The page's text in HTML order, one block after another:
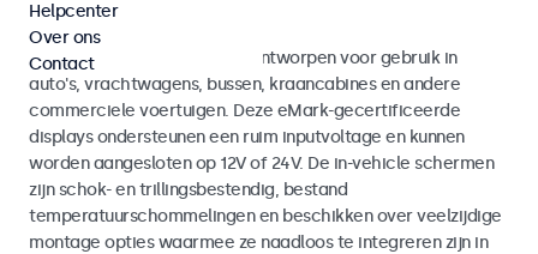
gebruik
Monitoren en touchscreens ontworpen voor gebruik in
auto's, vrachtwagens, bussen, kraancabines en andere
commerciele voertuigen. Deze eMark-gecertificeerde
displays ondersteunen een ruim inputvoltage en kunnen
worden aangesloten op 12V of 24V. De in-vehicle schermen
zijn schok- en trillingsbestendig, bestand
temperatuurschommelingen en beschikken over veelzijdige
montage opties waarmee ze naadloos te integreren zijn in
Helpcenter
Over ons
Contact